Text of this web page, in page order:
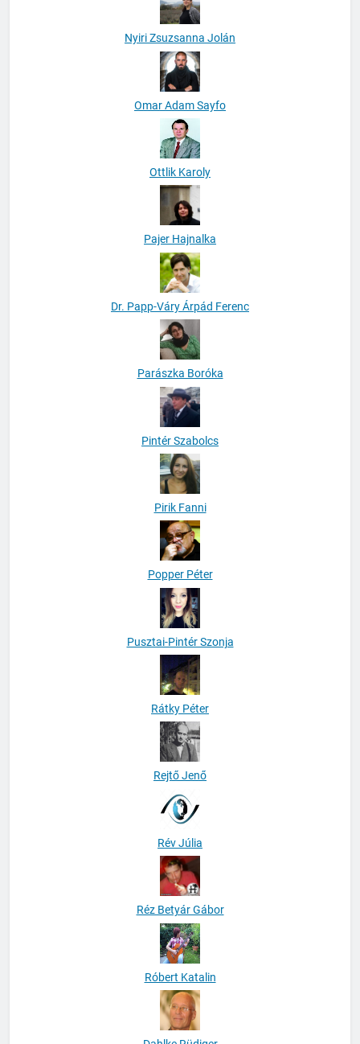
Nyiri Zsuzsanna Jolán
Omar Adam Sayfo
Ottlik Karoly
Pajer Hajnalka
Dr. Papp-Váry Árpád Ferenc
Parászka Boróka
Pintér Szabolcs
Pirik Fanni
Popper Péter
Pusztai-Pintér Szonja
Rátky Péter
Rejtő Jenő
Rév Júlia
Réz Betyár Gábor
Róbert Katalin